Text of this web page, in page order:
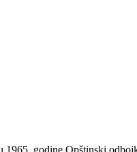
godine Opštinski